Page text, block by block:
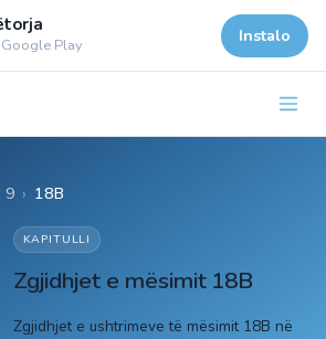
Google Play Instalo
9 › 18B
KAPITULLI
Zgjidhjet e mësimit 18B
Zgjidhjet e ushtrimeve të mësimit 18B në